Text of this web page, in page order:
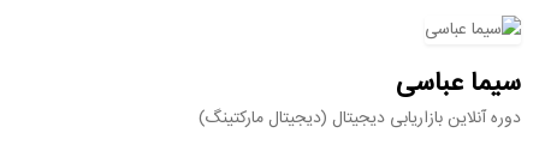
سیما عباسی
دوره آنلاین بازاریابی دیجیتال (دیجیتال مارکتینگ)